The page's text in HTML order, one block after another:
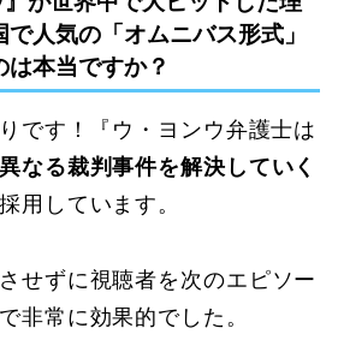
人気の「オムニバス形式」
本当ですか？
です！『ウ・ヨンウ弁護士は
なる裁判事件を解決していく
用しています。
せずに視聴者を次のエピソー
非常に効果的でした。